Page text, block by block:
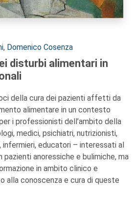
, Domenico Cosenza
disturbi alimentari in
della cura dei pazienti affetti da
alimentare in un contesto
i professionisti dell’ambito della
medici, psichiatri, nutrizionisti,
educatori – interessati al
pazienti anoressiche e bulimiche, ma
in ambito clinico e
alla conoscenza e cura di queste